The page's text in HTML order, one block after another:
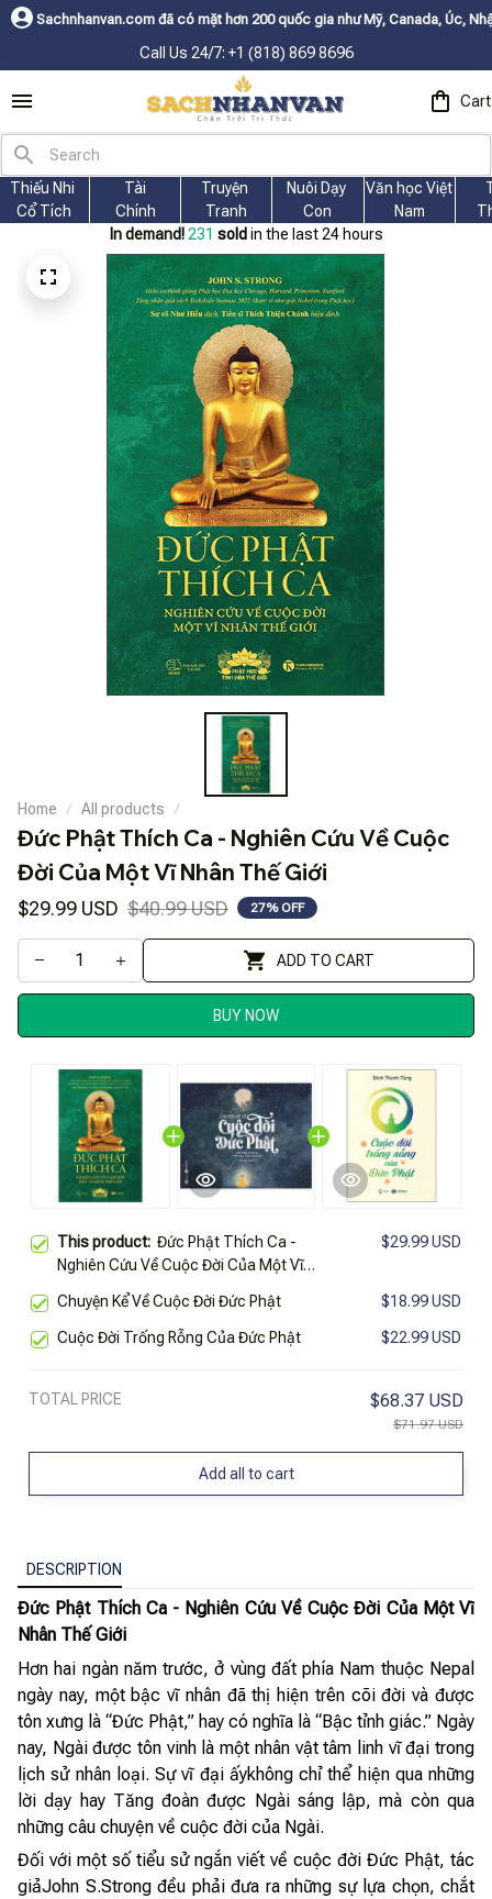
đã có mặt hơn 200 quốc gia như Mỹ, Canada, Úc, Nhật, Hàn, và các nước
Call Us 24/7: +1 (818) 869 8696
Cart
Thiếu Nhi
Cổ Tích
Tài
Chính
Truyện
Tranh
Nuôi Dạy
Con
Văn học Việt
Nam
In demand! 231 sold in the last 24 hours
Home All products
Đức Phật Thích Ca - Nghiên Cứu Về Cuộc
Đời Của Một Vĩ Nhân Thế Giới
$29.99 USD $40.99 USD 27% OFF
ADD TO CART
BUY NOW
This product: Đức Phật Thích Ca -
Nghiên Cứu Về Cuộc Đời Của Một Vĩ
$29.99 USD
Chuyện Kể Về Cuộc Đời Đức Phật $18.99 USD
Cuộc Đời Trống Rỗng Của Đức Phật $22.99 USD
TOTAL PRICE $68.37 USD
$71.97 USD
Add all to cart
DESCRIPTION
Đức Phật Thích Ca - Nghiên Cứu Về Cuộc Đời Của Một Vĩ
Nhân Thế Giới
Hơn hai ngàn năm trước, ở vùng đất phía Nam thuộc Nepal
ngày nay, một bậc vĩ nhân đã thị hiện trên cõi đời và được
tôn xưng là “Đức Phật,” hay có nghĩa là “Bậc tỉnh giác.” Ngày
nay, Ngài được tôn vinh là một nhân vật tâm linh vĩ đại trong
lịch sử nhân loại. Sự vĩ đại ấykhông chỉ thể hiện qua những
lời dạy hay Tăng đoàn được Ngài sáng lập, mà còn qua
những câu chuyện về cuộc đời của Ngài.
Đối với một số tiểu sử ngắn viết về cuộc đời Đức Phật, tác
giảJohn S.Strong đều phải đưa ra những sự lựa chọn, chắt